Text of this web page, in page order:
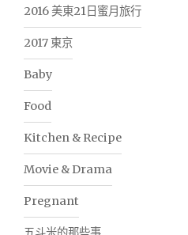
2016 美東21日蜜月旅行
2017 東京
Baby
Food
Kitchen & Recipe
Movie & Drama
Pregnant